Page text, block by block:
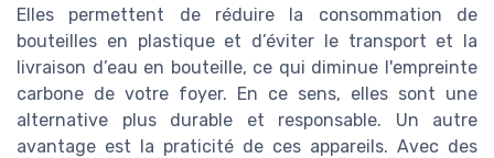
Elles permettent de réduire la consommation de
bouteilles en plastique et d’éviter le transport et la
livraison d’eau en bouteille, ce qui diminue l'empreinte
carbone de votre foyer. En ce sens, elles sont une
alternative plus durable et responsable. Un autre
avantage est la praticité de ces appareils. Avec des